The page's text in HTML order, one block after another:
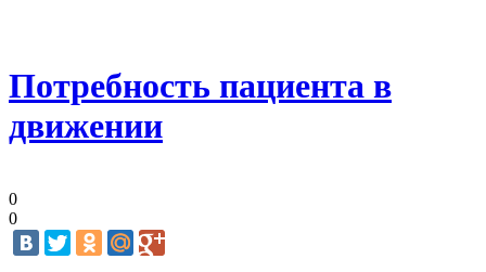
Потребность пациента в
движении
0
0